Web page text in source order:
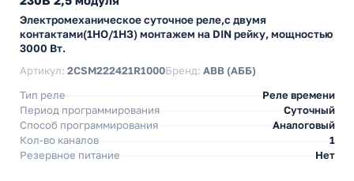
Электромеханическое суточное реле,с двумя
контактами(1НО/1НЗ) монтажем на DIN рейку, мощностью
3000 Вт.
Артикул: 2CSM222421R1000Бренд: ABB (АББ)
Тип реле
Реле времени
Период программирования
Суточный
Способ программирования
Аналоговый
Кол-во каналов
1
Резервное питание
Нет